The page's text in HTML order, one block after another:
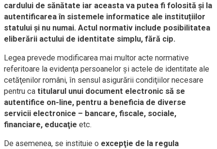
cardului de sănătate iar aceasta va putea fi folosită și la
autentificarea în sistemele informatice ale instituțiilor
statului și nu numai. Actul normativ include posibilitatea
eliberării actului de identitate simplu, fără cip.
Legea prevede modificarea mai multor acte normative
referitoare la evidenţa persoanelor şi actele de identitate ale
cetăţenilor români, în sensul asigurării condiţiilor necesare
pentru ca titularul unui document electronic să se
autentifice on-line, pentru a beneficia de diverse
servicii electronice – bancare, fiscale, sociale,
financiare, educaţie etc.
De asemenea, se instituie o excepţie de la regula